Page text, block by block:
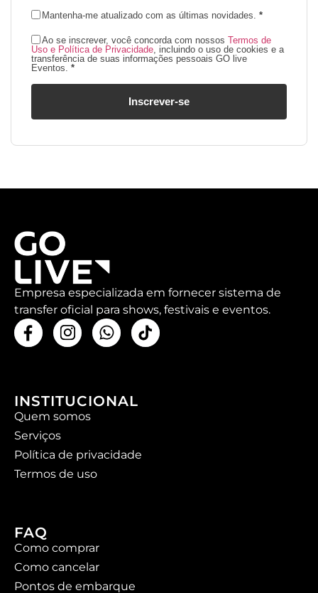
Mantenha-me atualizado com as últimas novidades. *
Ao se inscrever, você concorda com nossos Termos de
Uso e Política de Privacidade, incluindo o uso de cookies e a
transferência de suas informações pessoais GO live
Eventos. *
Inscrever-se
Empresa especializada em fornecer sistema de
transfer oficial para shows, festivais e eventos.
INSTITUCIONAL
Quem somos
Serviços
Política de privacidade
Termos de uso
FAQ
Como comprar
Como cancelar
Pontos de embarque